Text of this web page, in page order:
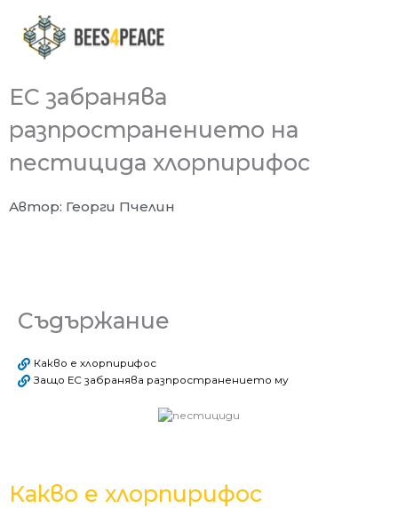
content
ЕС забранява
разпространението на
пестицида хлорпирифос
Автор: Георги Пчелин
Съдържание
Какво е хлорпирифос
Защо ЕС забранява разпространението му
Какво е хлорпирифос